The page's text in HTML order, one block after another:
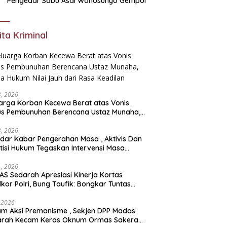
Kriminal
2026
Korban Kecewa Berat atas Vonis
Pembunuhan Berencana Ustaz Munaha,
2026
Kabar Pengerahan Masa , Aktivis Dan
Hukum Tegaskan Intervensi Masa
2026
Sedarah Apresiasi Kinerja Kortas
Polri, Bung Taufik: Bongkar Tuntas
2026
Premanisme , Sekjen DPP Madas
Kecam Keras Oknum Ormas Sakera